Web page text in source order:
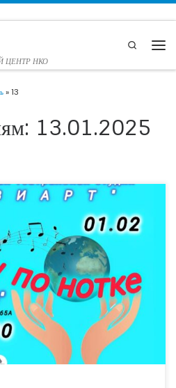
ЦЕНТР НКО
Search
»13
13.01.2025
некоммерческих организаций
театр-студия «ДЕВИАРТ» объявляет
в большом зале Молодёжного